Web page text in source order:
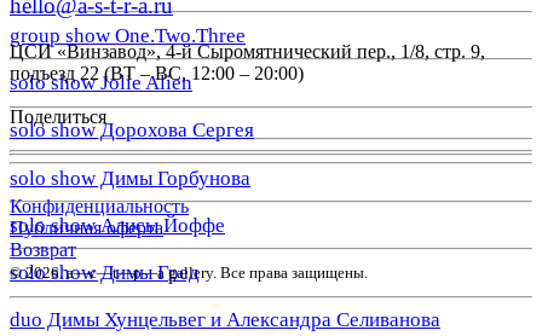
group show One.Two.Three
solo show Jolie Alien
solo show Дорохова Сергея
solo show Димы Горбунова
solo show Алисы Йоффе
solo show Димы Гред
duo Димы Хунцельвег и Александра Селиванова
hello@a-s-t-r-a.ru
ЦСИ «Винзавод», 4-й Сыромятнический пер., 1/8, стр. 9,
подъезд 22 (ВТ – ВС, 12:00 – 20:00)
Поделиться
Конфиденциальность
Публичная оферта
Возврат
© 2026. a—с—t—р—a gallery. Все права защищены.